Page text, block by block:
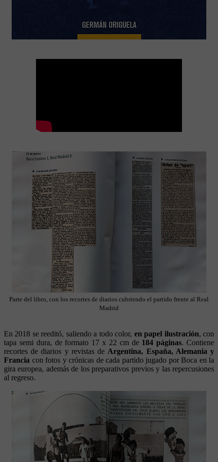
Parte del libro, con los recortes de diarios cubriendo el partido frente al Real
Madrid
En 2018 se reeditó, saliendo a todo color, en papel ilustración, con
tapa semi dura, de formato 17 x 22 cm de 184 páginas. Contiene
recortes de diarios y revistas de Argentina, España, Alemania y
Francia con fotos y crónicas de cada partido jugado por Boca en la
gira europea, además de los preparativos previos y las repercusiones
al regreso.